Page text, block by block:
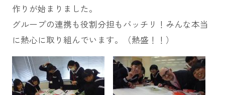
作りが始まりました。
グループの連携も役割分担もバッチリ！みんな本当
に熱心に取り組んでいます。（熱盛！！）